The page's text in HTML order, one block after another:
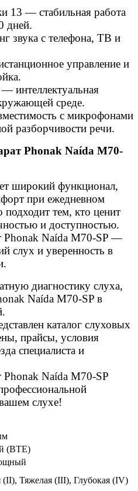
13 — стабильная работа
дней.
звука с телефона, ТВ и
управление и
интеллектуальная
среде.
с микрофонами
разборчивости речи.
Phonak Naída M70-
широкий функционал,
при ежедневном
тем, кто ценит
и доступностью.
Phonak Naída M70-SP —
слух и уверенность в
диагностику слуха,
Naída M70-SP в
каталог слуховых
прайсы, условия
специалиста и
Phonak Naída M70-SP
слухе!
(BTE)
(II), Тяжелая (III), Глубокая (IV)